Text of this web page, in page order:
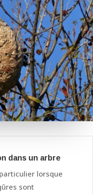
dans un arbre
lorsque
sont